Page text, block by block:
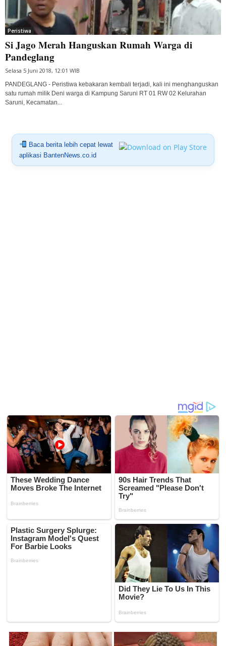
Peristiwa
Si Jago Merah Hanguskan Rumah Warga di
Pandeglang
Selasa 5 Juni 2018, 12:01 WIB
PANDEGLANG - Peristiwa kebakaran kembali terjadi, kali ini menghanguskan
satu rumah milik Deni warga di Kampung Saruni RT 01 RW 02 Kelurahan
Saruni, Kecamatan...
Baca berita lebih cepat lewat
aplikasi BantenNews.co.id